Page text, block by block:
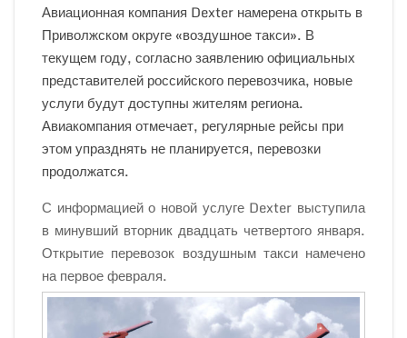
Авиационная компания Dexter намерена открыть в
Приволжском округе «воздушное такси». В
текущем году, согласно заявлению официальных
представителей российского перевозчика, новые
услуги будут доступны жителям региона.
Авиакомпания отмечает, регулярные рейсы при
этом упразднять не планируется, перевозки
продолжатся.
С информацией о новой услуге Dexter выступила
в минувший вторник двадцать четвертого января.
Открытие перевозок воздушным такси намечено
на первое февраля.